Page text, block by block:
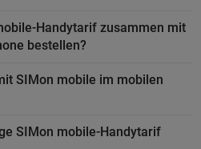
Handytarif zusammen mit
bestellen?
SIMon mobile im mobilen
SIMon mobile-Handytarif